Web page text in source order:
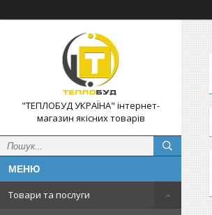
"ТЕПЛОБУД УКРАЇНА" інтернет-
магазин якісних товарів
Товари та послуги